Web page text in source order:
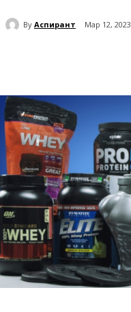
By Аспирант Мар 12, 2023